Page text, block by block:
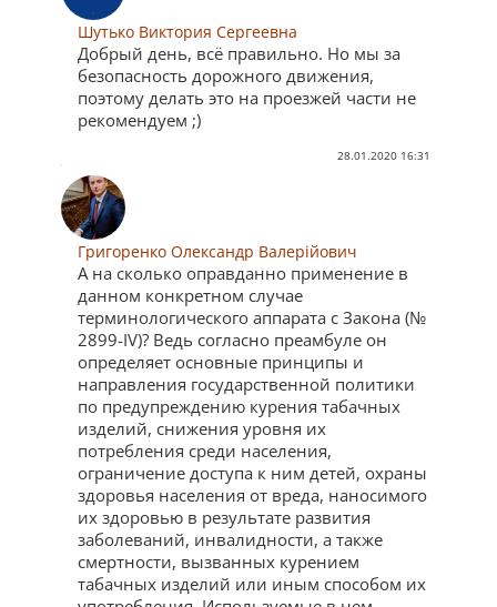
Шутько Виктория Сергеевна
Добрый день, всё правильно. Но мы за
безопасность дорожного движения,
поэтому делать это на проезжей части не
рекомендуем ;)
28.01.2020 16:31
Григоренко Олександр Валерійович
А на сколько оправданно применение в
данном конкретном случае
терминологического аппарата с Закона (№
2899-IV)? Ведь согласно преамбуле он
определяет основные принципы и
направления государственной политики
по предупреждению курения табачных
изделий, снижения уровня их
потребления среди населения,
ограничение доступа к ним детей, охраны
здоровья населения от вреда, наносимого
их здоровью в результате развития
заболеваний, инвалидности, а также
смертности, вызванных курением
табачных изделий или иным способом их